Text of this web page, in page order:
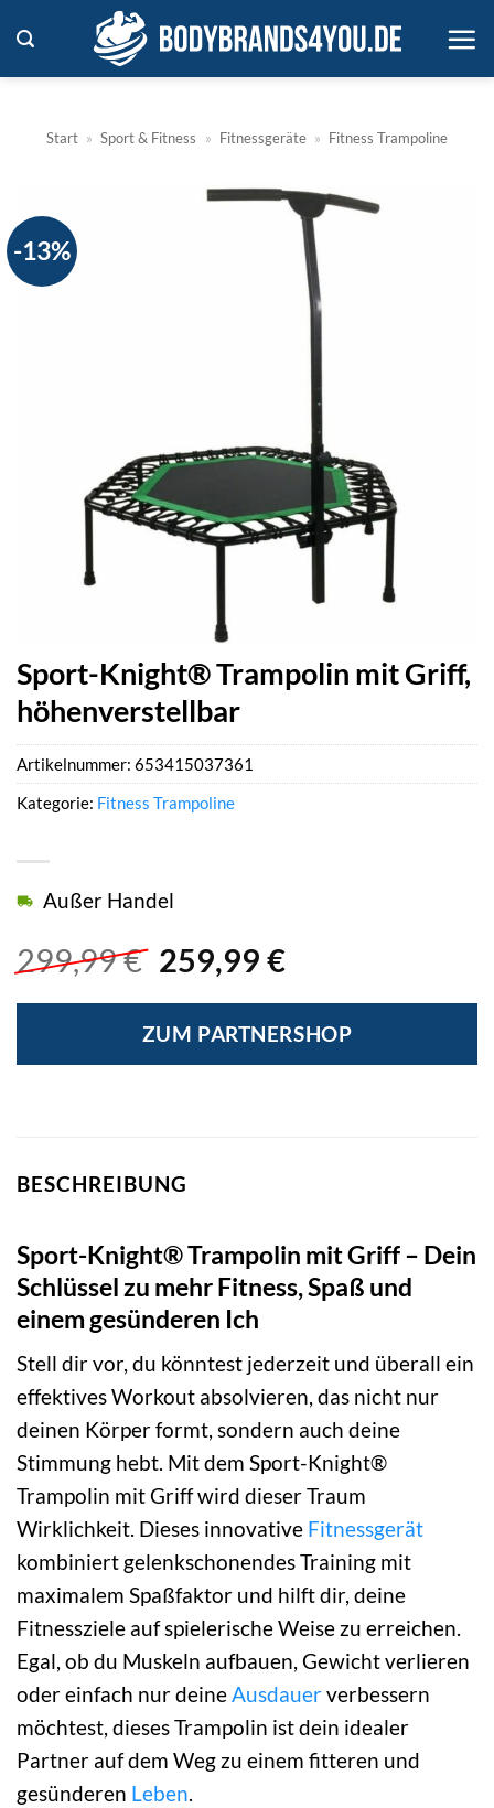
Inhalt
springen
Start » Sport & Fitness » Fitnessgeräte » Fitness Trampoline
-13%
Sport-Knight® Trampolin mit Griff,
höhenverstellbar
299,99€ Ursprünglicher
war:
299,99 €
259,99 €Aktueller
ist:
259,99 €.
Außer Handel
ZUM PARTNERSHOP
Artikelnummer: 653415037361
Kategorie: Fitness Trampoline
BESCHREIBUNG
Sport-Knight® Trampolin mit Griff – Dein
Schlüssel zu mehr Fitness, Spaß und
einem gesünderen Ich
Stell dir vor, du könntest jederzeit und überall ein
effektives Workout absolvieren, das nicht nur
deinen Körper formt, sondern auch deine
Stimmung hebt. Mit dem Sport-Knight®
Trampolin mit Griff wird dieser Traum
Wirklichkeit. Dieses innovative Fitnessgerät
kombiniert gelenkschonendes Training mit
maximalem Spaßfaktor und hilft dir, deine
Fitnessziele auf spielerische Weise zu erreichen.
Egal, ob du Muskeln aufbauen, Gewicht verlieren
oder einfach nur deineAusdauerverbessern
möchtest, dieses Trampolin ist dein idealer
Partner auf dem Weg zu einem fitteren und
gesünderen Leben.